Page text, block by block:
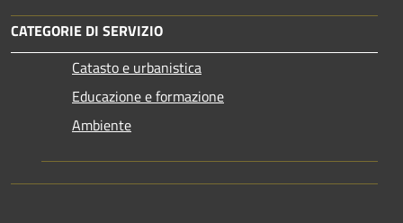
CATEGORIE DI SERVIZIO
Catasto e urbanistica
Educazione e formazione
Ambiente